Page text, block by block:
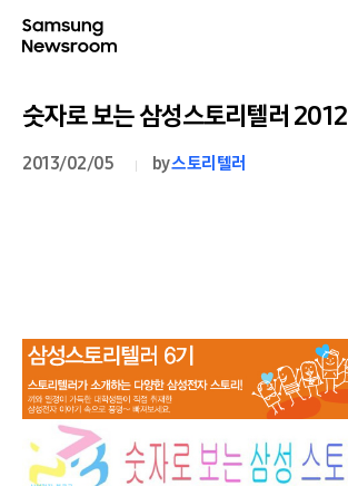
숫자로 보는 삼성스토리텔러 2012
2013/02/05 by스토리텔러